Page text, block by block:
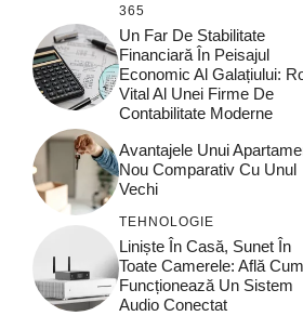
365
Un Far De Stabilitate
Financiară În Peisajul
Economic Al Galațiului:
Vital Al Unei Firme De
Contabilitate Moderne
Avantajele Unui
Nou Comparativ Cu Unul
Vechi
TEHNOLOGIE
Liniște În Casă, Sunet În
Toate Camerele: Află Cum
Funcționează Un Sistem
Audio Conectat